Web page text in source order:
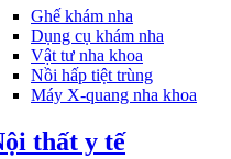
Ghế khám nha
Dụng cụ khám nha
Vật tư nha khoa
Nồi hấp tiệt trùng
Máy X-quang nha khoa
thất y tế